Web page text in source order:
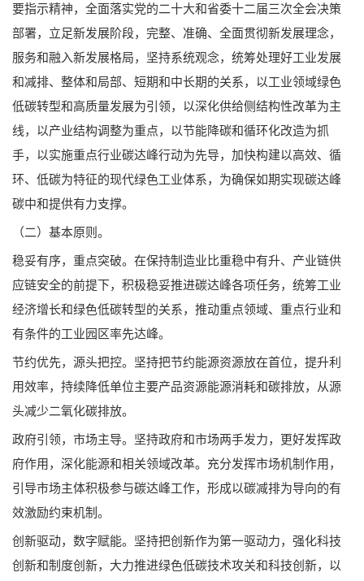
要指示精神，全面落实党的二十大和省委十二届三次全会决策
部署，立足新发展阶段，完整、准确、全面贯彻新发展理念，
服务和融入新发展格局，坚持系统观念，统筹处理好工业发展
和减排、整体和局部、短期和中长期的关系，以工业领域绿色
低碳转型和高质量发展为引领，以深化供给侧结构性改革为主
线，以产业结构调整为重点，以节能降碳和循环化改造为抓
手，以实施重点行业碳达峰行动为先导，加快构建以高效、循
环、低碳为特征的现代绿色工业体系，为确保如期实现碳达峰
碳中和提供有力支撑。
（二）基本原则。
稳妥有序，重点突破。在保持制造业比重稳中有升、产业链供
应链安全的前提下，积极稳妥推进碳达峰各项任务，统筹工业
经济增长和绿色低碳转型的关系，推动重点领域、重点行业和
有条件的工业园区率先达峰。
节约优先，源头把控。坚持把节约能源资源放在首位，提升利
用效率，持续降低单位主要产品资源能源消耗和碳排放，从源
头减少二氧化碳排放。
政府引领，市场主导。坚持政府和市场两手发力，更好发挥政
府作用，深化能源和相关领域改革。充分发挥市场机制作用，
引导市场主体积极参与碳达峰工作，形成以碳减排为导向的有
效激励约束机制。
创新驱动，数字赋能。坚持把创新作为第一驱动力，强化科技
创新和制度创新，大力推进绿色低碳技术攻关和科技创新，以